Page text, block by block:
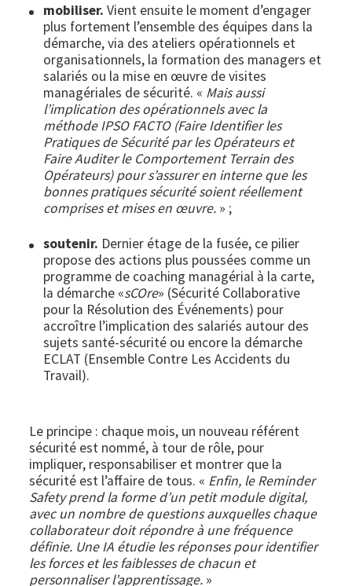
mobiliser.Vient ensuite le moment d’engager
plus fortement l’ensemble des équipes dans la
démarche, via des ateliers opérationnels et
organisationnels, la formation des managers et
salariés ou la mise en œuvre de visites
managériales de sécurité. « Mais aussi
l’implication des opérationnels avec la
méthode IPSO FACTO (Faire Identifier les
Pratiques de Sécurité par les Opérateurs et
Faire Auditer le Comportement Terrain des
Opérateurs) pour s’assurer en interne que les
bonnes pratiques sécurité soient réellement
comprises et mises en œuvre. » ;
soutenir. Dernier étage de la fusée, ce pilier
propose des actions plus poussées comme un
programme de coaching managérial à la carte,
la démarche «sCOre» (Sécurité Collaborative
pour la Résolution des Événements) pour
accroître l’implication des salariés autour des
sujets santé-sécurité ou encore la démarche
ECLAT (Ensemble Contre Les Accidents du
Travail).
Le principe : chaque mois, un nouveau référent
sécurité est nommé, à tour de rôle, pour
impliquer, responsabiliser et montrer que la
sécurité est l’affaire de tous. « Enfin, le Reminder
Safety prend la forme d’un petit module digital,
avec un nombre de questions auxquelles chaque
collaborateur doit répondre à une fréquence
définie. Une IA étudie les réponses pour identifier
les forces et les faiblesses de chacun et
personnaliser l’apprentissage. »